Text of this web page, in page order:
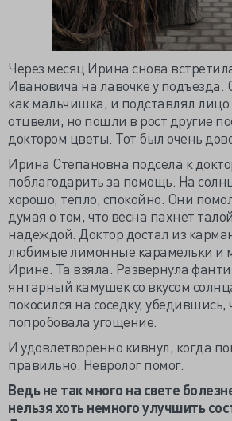
Через месяц Ирина снова
Ивановича на лавочке у подъезда.
как мальчишка, и подставлял лицо
отцвели, но пошли в рост другие
доктором цветы. Тот был очень
Ирина Степановна подсела к
поблагодарить за помощь. На
хорошо, тепло, спокойно. Они
думая о том, что весна пахнет
надеждой. Доктор достал из
любимые лимонные карамельки и
Ирине. Та взяла. Развернула
янтарный камушек со вкусом
покосился на соседку,
попробовала угощение.
И удовлетворенно кивнул, когда
правильно. Невролог помог.
Ведь не так много на свете
нельзя хоть немного улучшить